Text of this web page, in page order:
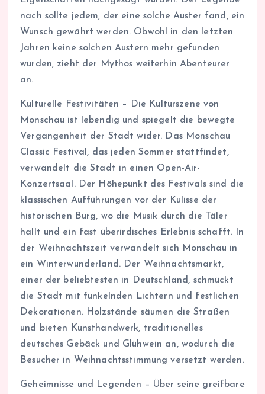
nach sollte jedem, der eine solche Auster fand, ein
Wunsch gewährt werden. Obwohl in den letzten
Jahren keine solchen Austern mehr gefunden
wurden, zieht der Mythos weiterhin Abenteurer
an.
Kulturelle Festivitäten – Die Kulturszene von
Monschau ist lebendig und spiegelt die bewegte
Vergangenheit der Stadt wider. Das Monschau
Classic Festival, das jeden Sommer stattfindet,
verwandelt die Stadt in einen Open-Air-
Konzertsaal. Der Höhepunkt des Festivals sind die
klassischen Aufführungen vor der Kulisse der
historischen Burg, wo die Musik durch die Täler
hallt und ein fast überirdisches Erlebnis schafft. In
der Weihnachtszeit verwandelt sich Monschau in
ein Winterwunderland. Der Weihnachtsmarkt,
einer der beliebtesten in Deutschland, schmückt
die Stadt mit funkelnden Lichtern und festlichen
Dekorationen. Holzstände säumen die Straßen
und bieten Kunsthandwerk, traditionelles
deutsches Gebäck und Glühwein an, wodurch die
Besucher in Weihnachtsstimmung versetzt werden.
Geheimnisse und Legenden – Über seine greifbare